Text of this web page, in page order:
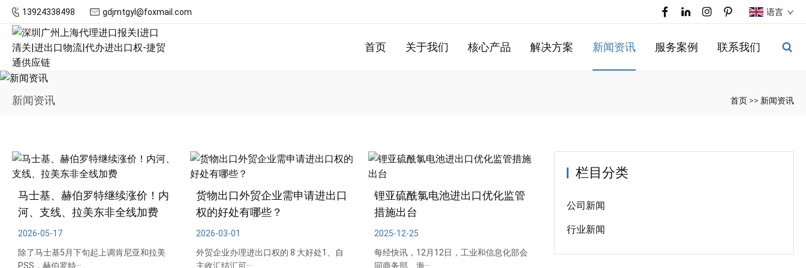
13924338498 gdjmtgyl@foxmail.com 语言
首页 关于我们 核心产品 解决方案 新闻资讯 服务案例 联系我们
新闻资讯 首页 >> 新闻资讯
马士基、赫伯罗特继续涨价！内
河、支线、拉美东非全线加费
2026-05-17
除了马士基5月下旬起上调肯尼亚和拉美
PSS，赫伯罗特···
货物出口外贸企业需申请进出口
权的好处有哪些？
2026-03-01
外贸企业办理进出口权的 8 大好处1、自
主收汇结汇可···
锂亚硫酰氯电池进出口优化监管
措施出台
2025-12-25
每经快讯，12月12日，工业和信息化部会
同商务部、海···
栏目分类
公司新闻
行业新闻